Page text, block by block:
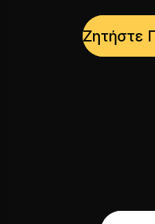
Ζητήστε